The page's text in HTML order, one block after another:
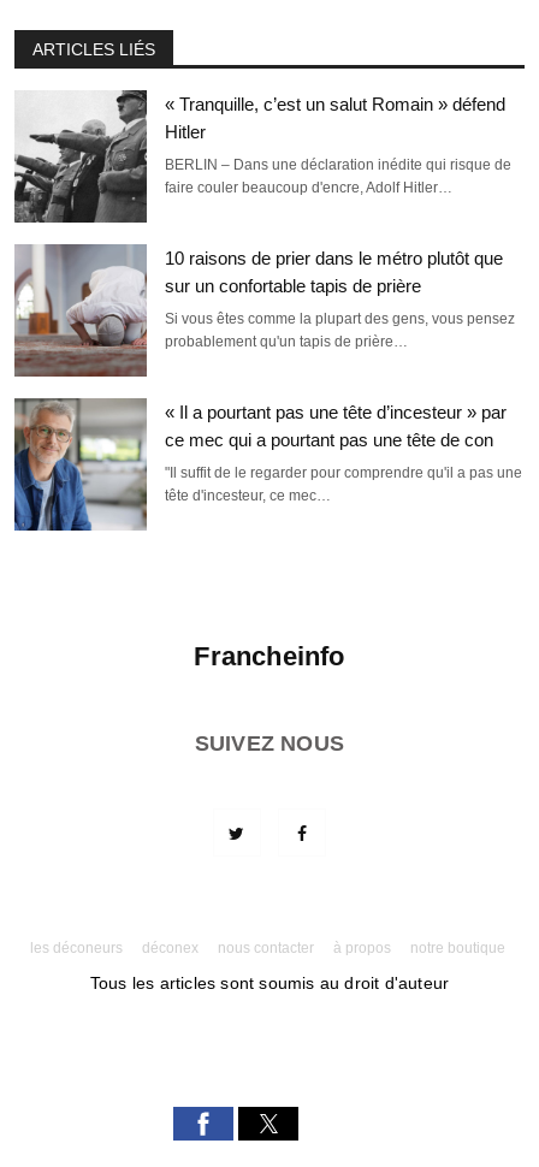
ARTICLES LIÉS
« Tranquille, c’est un salut Romain » défend
Hitler
BERLIN – Dans une déclaration inédite qui risque de
faire couler beaucoup d'encre, Adolf Hitler…
10 raisons de prier dans le métro plutôt que
sur un confortable tapis de prière
Si vous êtes comme la plupart des gens, vous pensez
probablement qu'un tapis de prière…
« Il a pourtant pas une tête d’incesteur » par
ce mec qui a pourtant pas une tête de con
"Il suffit de le regarder pour comprendre qu'il a pas une
tête d'incesteur, ce mec…
Francheinfo
SUIVEZ NOUS
les déconeurs déconex nous contacter à propos notre boutique
Tous les articles sont soumis au droit d'auteur